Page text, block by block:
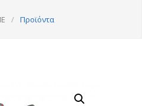
/ Προϊόντα